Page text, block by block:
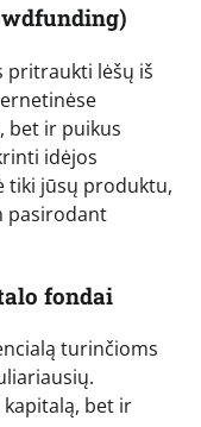
pritraukti lėšų iš
bet ir puikus
idėjos
tiki jūsų produktu,
pasirodant
fondai
turinčioms
bet ir